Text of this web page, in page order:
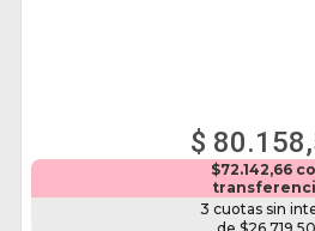
$
$72.142,66
3 cuotas sin